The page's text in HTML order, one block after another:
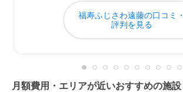
福寿ふじさわ遠藤の口コミ・
評判を見る
月額費用・エリアが近いおすすめの施設